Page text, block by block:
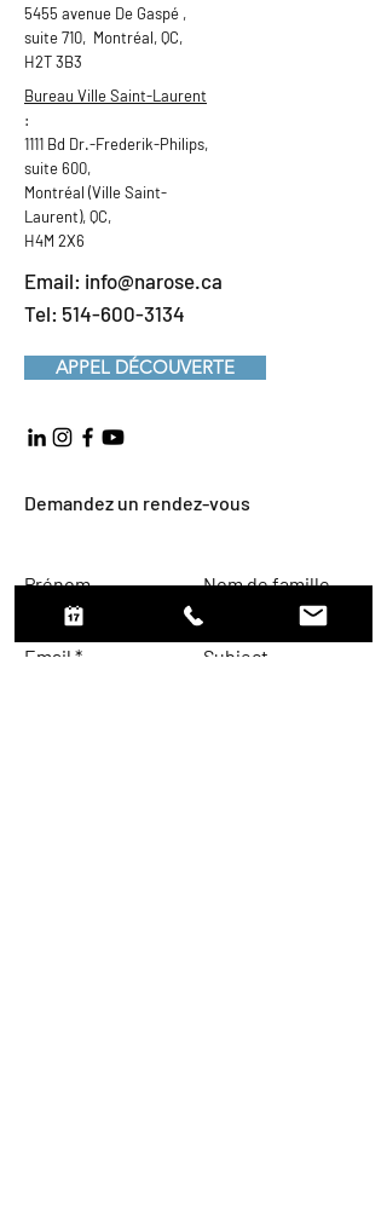
5455 avenue De Gaspé ,
suite 710, Montréal, QC,
H2T 3B3
Bureau Ville Saint-Laurent
:
1111 Bd Dr.-Frederik-Philips,
suite 600,
Montréal (Ville Saint-
Laurent), QC,
H4M 2X6
Email: info@narose.ca
Tel: 514-600-3134
APPEL DÉCOUVERTE
Demandez un rendez-vous
Prénom Nom de famille
Email Subject